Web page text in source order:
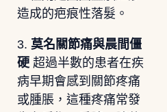
造成的疤痕性落髮。
3. 莫名關節痛與晨間僵
硬超過半數的患者在疾
病早期會感到關節疼痛
或腫脹，這種疼痛常發